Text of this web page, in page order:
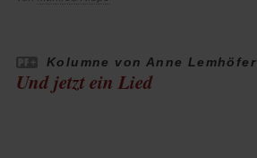
Kolumne von Anne Lemhöfer
Und jetzt ein Lied